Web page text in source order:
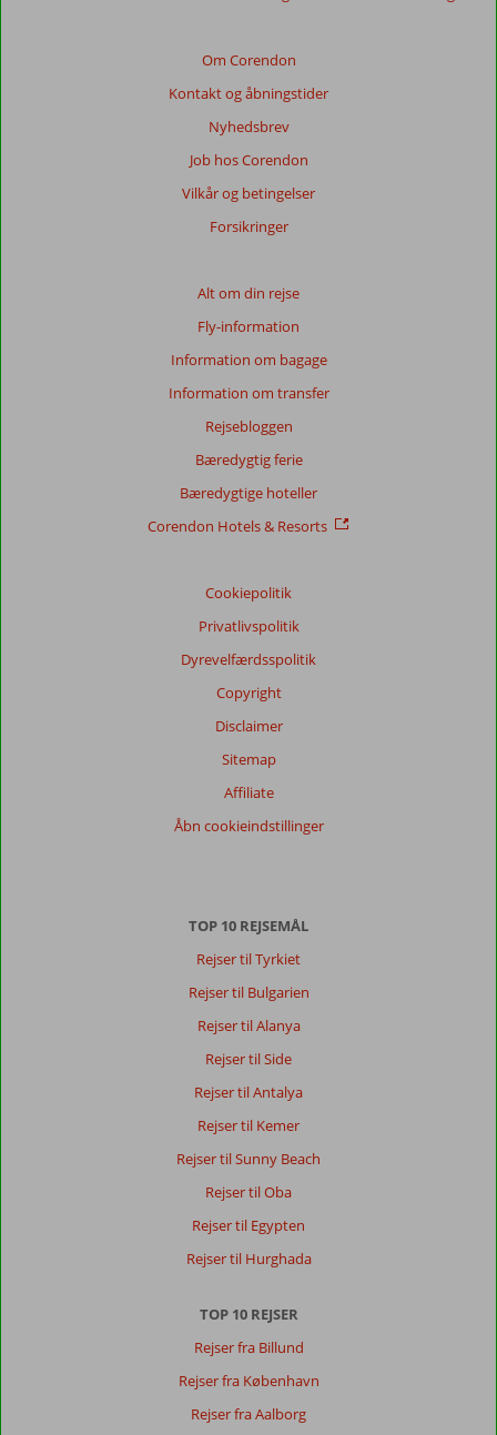
Om Corendon
Kontakt og åbningstider
Nyhedsbrev
Job hos Corendon
Vilkår og betingelser
Forsikringer
Alt om din rejse
Fly-information
Information om bagage
Information om transfer
Rejsebloggen
Bæredygtig ferie
Bæredygtige hoteller
Corendon Hotels & Resorts
Cookiepolitik
Privatlivspolitik
Dyrevelfærdsspolitik
Copyright
Disclaimer
Sitemap
Affiliate
Åbn cookieindstillinger
TOP 10 REJSEMÅL
Rejser til Tyrkiet
Rejser til Bulgarien
Rejser til Alanya
Rejser til Side
Rejser til Antalya
Rejser til Kemer
Rejser til Sunny Beach
Rejser til Oba
Rejser til Egypten
Rejser til Hurghada
TOP 10 REJSER
Rejser fra Billund
Rejser fra København
Rejser fra Aalborg